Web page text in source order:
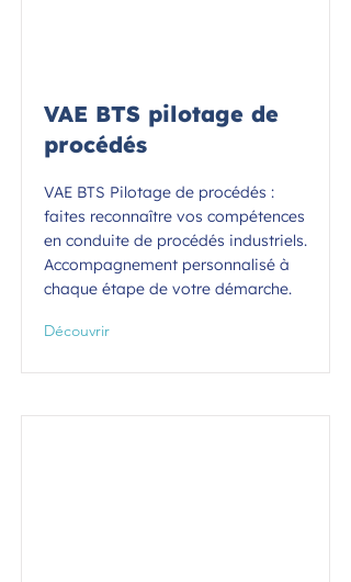
VAE BTS pilotage de
procédés
VAE BTS Pilotage de procédés :
faites reconnaître vos compétences
en conduite de procédés industriels.
Accompagnement personnalisé à
chaque étape de votre démarche.
Découvrir